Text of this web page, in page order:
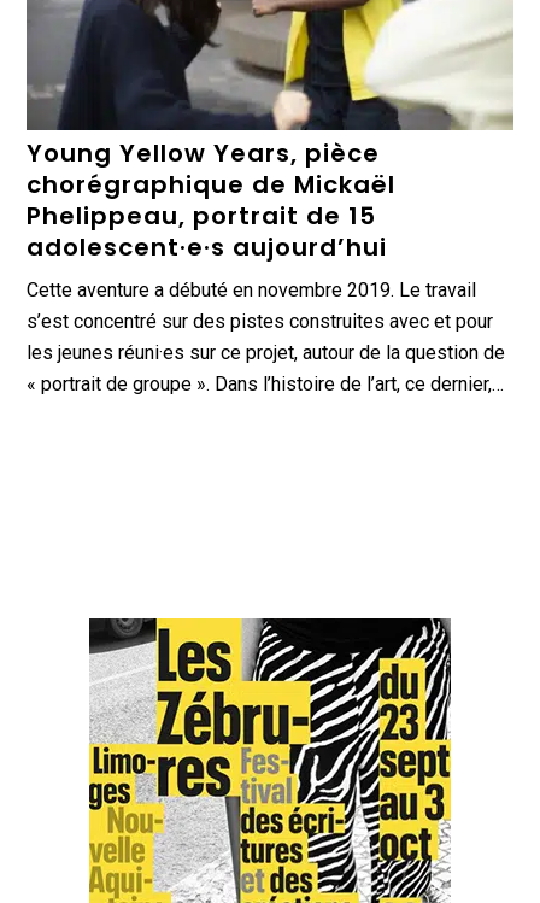
Young Yellow Years, pièce
chorégraphique de Mickaël
Phelippeau, portrait de 15
adolescent·e·s aujourd’hui
Cette aventure a débuté en novembre 2019. Le travail
s’est concentré sur des pistes construites avec et pour
les jeunes réuni·es sur ce projet, autour de la question de
« portrait de groupe ». Dans l’histoire de l’art, ce dernier,…